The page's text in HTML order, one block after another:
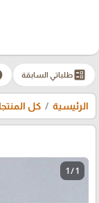
ballotطلباتي السابقة
الرئيسية كل
1 / 1